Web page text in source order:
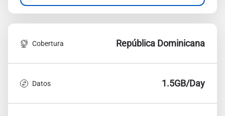
Cobertura República Dominicana
Datos 1.5GB/Day